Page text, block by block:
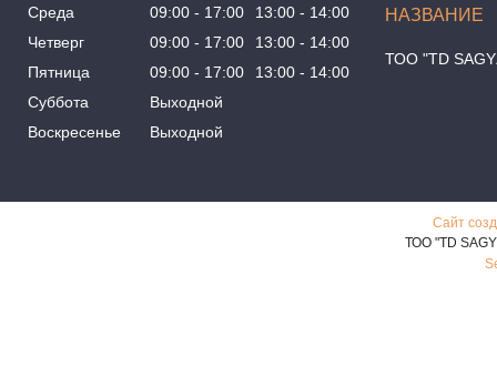
Среда
09:00 17:00 13:00
14:00
Четверг
09:00 17:00 13:00
14:00
Пятница
09:00 17:00 13:00
14:00
Суббота
Выходной
Воскресенье
Выходной
ТОО "TD
Сайт
ТОО "TD